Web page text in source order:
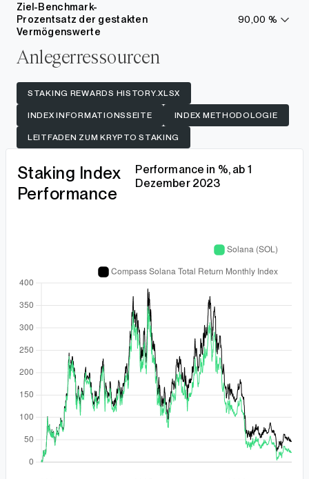
Ziel-Benchmark-
Prozentsatz der gestakten
Vermögenswerte
90,00 %
Anlegerressourcen
STAKING REWARDS HISTORY.XLSX
INDEX INFORMATIONSSEITE INDEX METHODOLOGIE
LEITFADEN ZUM KRYPTO STAKING
Staking Index
Performance
Performance in %, ab 1
Dezember 2023